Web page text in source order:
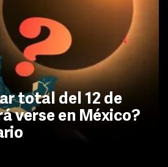
total del 12 de
verse en México?